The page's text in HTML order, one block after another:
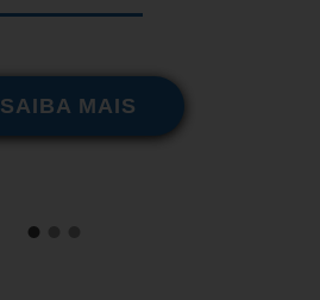
SAIBA MAIS